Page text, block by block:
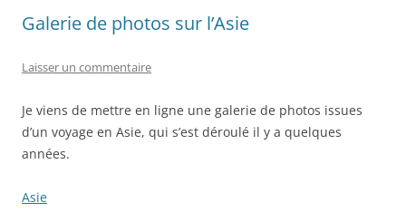
Galerie de photos sur l’Asie
Laisser un commentaire
Je viens de mettre en ligne une galerie de photos issues
d’un voyage en Asie, qui s’est déroulé il y a quelques
années.
Asie